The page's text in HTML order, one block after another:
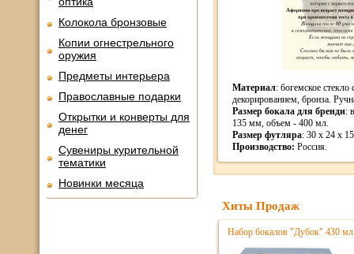
Колокола бронзовые
Копии огнестрельного
оружия
Предметы интерьера
Православные подарки
Открытки и конверты для
денег
Сувениры курительной
тематики
Новинки месяца
Материал: богемское
декорированием, бронза.
Размер бокала для бренди:
135 мм, объем - 400 мл.
Размер футляра: 30 x 24 x
Производство: Россия.
Хиты Продаж
Набор бокалов "Дубок" 430